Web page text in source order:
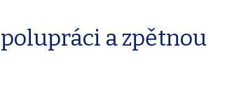
a zpětnou